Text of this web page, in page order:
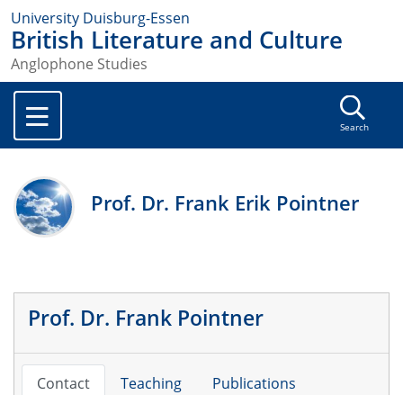
University Duisburg-Essen
British Literature and Culture
Anglophone Studies
Search
Prof. Dr. Frank Erik Pointner
Prof. Dr. Frank Pointner
Contact Teaching
Publications